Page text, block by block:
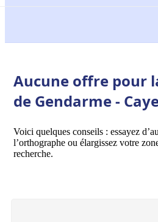
Aucune offre pour
de Gendarme -
Voici quelques conseils : essayez
l’orthographe ou élargissez votre
recherche.